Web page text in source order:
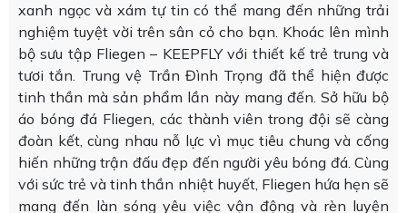
xanh ngọc và xám tự tin có thể mang đến những trải
nghiệm tuyệt vời trên sân cỏ cho bạn. Khoác lên mình
bộ sưu tập Fliegen – KEEPFLY với thiết kế trẻ trung và
tươi tắn. Trung vệ Trần Đình Trọng đã thể hiện được
tinh thần mà sản phẩm lần này mang đến. Sở hữu bộ
áo bóng đá Fliegen, các thành viên trong đội sẽ càng
đoàn kết, cùng nhau nỗ lực vì mục tiêu chung và cống
hiến những trận đấu đẹp đến người yêu bóng đá. Cùng
với sức trẻ và tinh thần nhiệt huyết, Fliegen hứa hẹn sẽ
mang đến làn sóng yêu việc vận động và rèn luyện